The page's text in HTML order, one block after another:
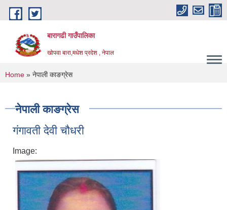
Skip to main content
बारागढी गाउँपालिका
खोपवा बारा,मधेश प्रदेश , नेपाल
You are here
Home » नेपाली काङग्रेस
नेपाली काङग्रेस
गंगावती देवी चौधरी
Image: